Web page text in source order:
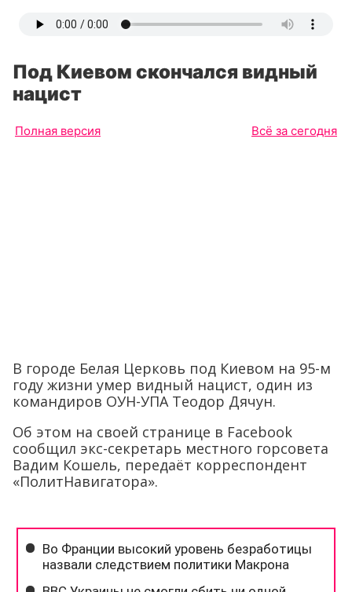
Под Киевом скончался видный
нацист
Полная версия Всё за сегодня
В городе Белая Церковь под Киевом на 95-м
году жизни умер видный нацист, один из
командиров ОУН-УПА Теодор Дячун.
Об этом на своей странице в Facebook
сообщил экс-секретарь местного горсовета
Вадим Кошель, передаёт корреспондент
«ПолитНавигатора».